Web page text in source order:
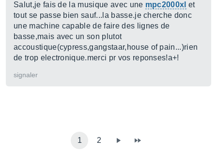
Salut,je fais de la musique avec une mpc2000xl et
tout se passe bien sauf...la basse.je cherche donc
une machine capable de faire des lignes de
basse,mais avec un son plutot
accoustique(cypress,gangstaar,house of pain...)rien
de trop electronique.merci pr vos reponses!a+!
signaler
1 2